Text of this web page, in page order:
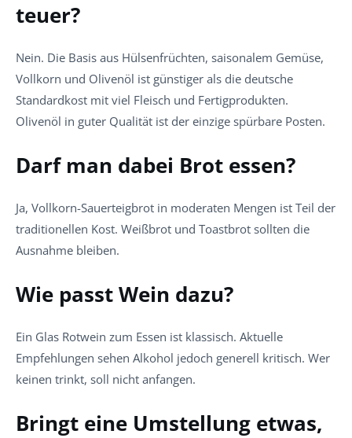
teuer?
Nein. Die Basis aus Hülsenfrüchten, saisonalem Gemüse,
Vollkorn und Olivenöl ist günstiger als die deutsche
Standardkost mit viel Fleisch und Fertigprodukten.
Olivenöl in guter Qualität ist der einzige spürbare Posten.
Darf man dabei Brot essen?
Ja, Vollkorn-Sauerteigbrot in moderaten Mengen ist Teil der
traditionellen Kost. Weißbrot und Toastbrot sollten die
Ausnahme bleiben.
Wie passt Wein dazu?
Ein Glas Rotwein zum Essen ist klassisch. Aktuelle
Empfehlungen sehen Alkohol jedoch generell kritisch. Wer
keinen trinkt, soll nicht anfangen.
Bringt eine Umstellung etwas,